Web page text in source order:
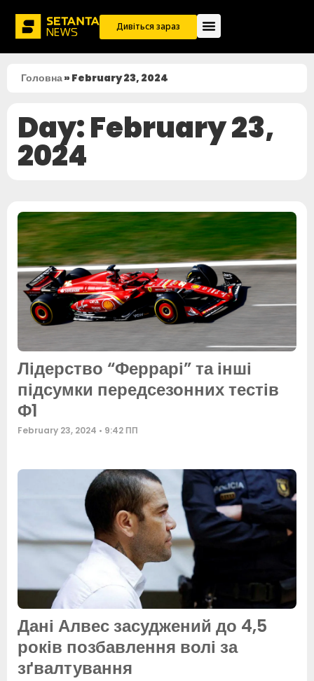
Дивіться зараз
Головна» February 23, 2024
Day: February 23,
2024
Лідерство “Феррарі” та інші
підсумки передсезонних тестів
Ф1
February 23, 2024 9:42 ПП
Дані Алвес засуджений до 4,5
років позбавлення волі за
зґвалтування